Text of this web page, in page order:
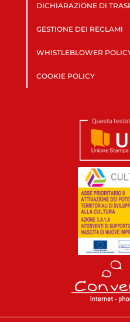
DICHIARAZIONE DI
GESTIONE DEI RECLAMI
WHISTLEBLOWER
COOKIE POLICY